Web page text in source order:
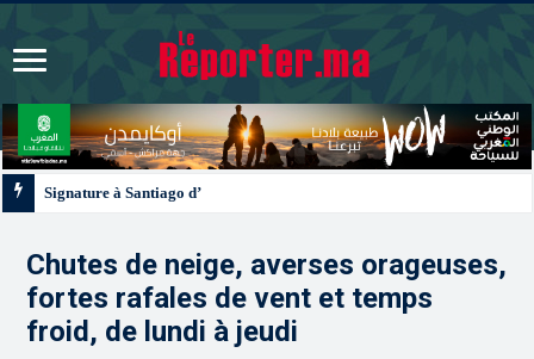
Chutes de neige, averses orageuses,
fortes rafales de vent et temps
froid, de lundi à jeudi